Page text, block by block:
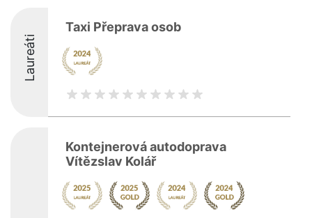
Laureáti
Taxi Přeprava osob
Kontejnerová autodoprava
Vítězslav Kolář